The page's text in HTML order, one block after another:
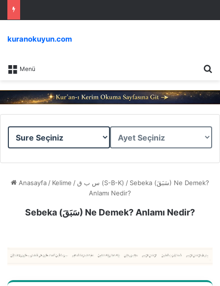
Menü
kuranokuyun.com
Sure
Ayet
Anasayfa / Kelime / س ب ق (S-B-K) / Sebeka (سَبَقَ) Ne Demek?
Anlamı Nedir?
Sebeka (سَبَقَ) Ne Demek? Anlamı Nedir?